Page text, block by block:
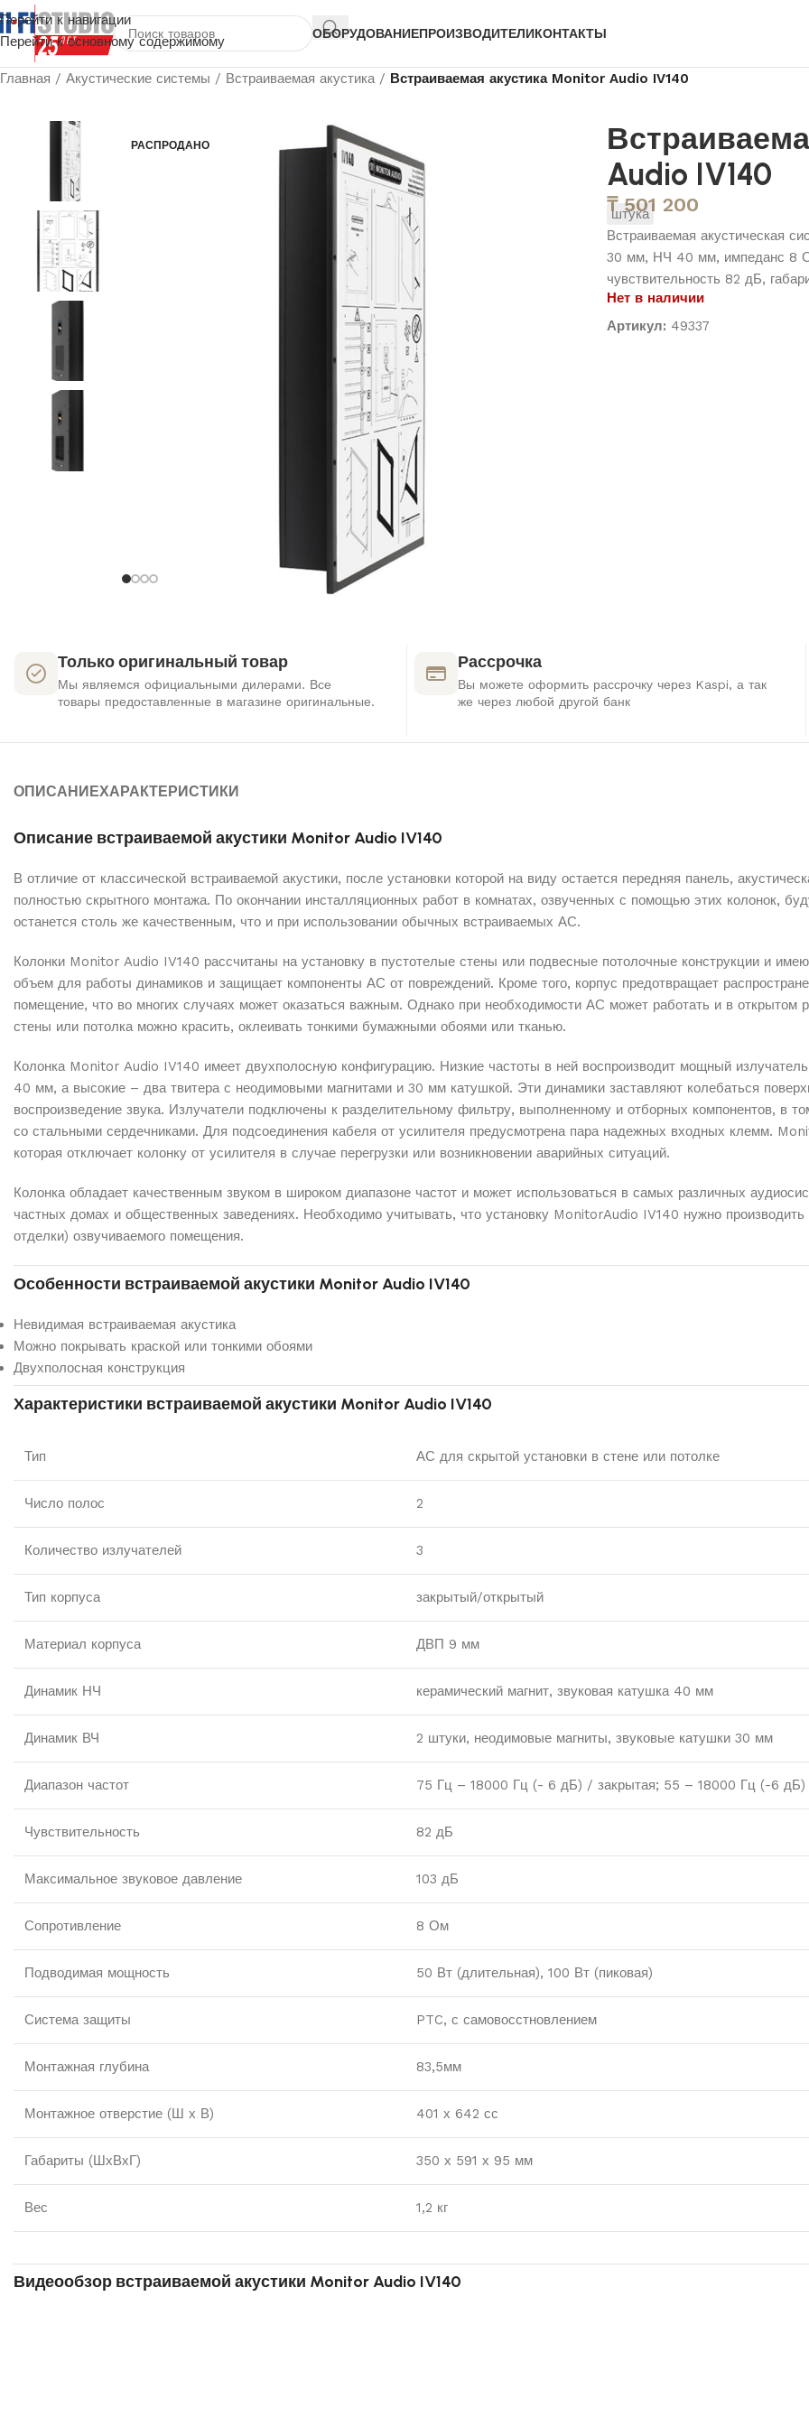
Перейти к навигации
Перейти к основному содержимому
ОБОРУДОВАНИЕПРОИЗВОДИТЕЛИКОНТАКТЫ
Главная / Акустические системы / Встраиваемая акустика/ Встраиваемая акустика Monitor Audio IV140
РАСПРОДАНО
Audio IV140
₸501 200
штука
Встраиваемая акустическая
30 мм, НЧ 40 мм, импеданс 8
чувствительность 82 дБ,
Нет в наличии
Артикул: 49337
Только оригинальный товар
Мы являемся официальными дилерами. Все
товары предоставленные в магазине оригинальные.
Рассрочка
Вы можете оформить рассрочку через Kaspi, а так
же через любой другой банк
ОПИСАНИЕХАРАКТЕРИСТИКИ
Описание встраиваемой акустики Monitor Audio IV140
В отличие от классической встраиваемой акустики, после установки которой на виду остается передняя панель,
полностью скрытного монтажа. По окончании инсталляционных работ в комнатах, озвученных с помощью этих колонок,
останется столь же качественным, что и при использовании обычных встраиваемых АС.
Колонки Monitor Audio IV140 рассчитаны на установку в пустотелые стены или подвесные потолочные конструкции и
объем для работы динамиков и защищает компоненты АС от повреждений. Кроме того, корпус предотвращает
помещение, что во многих случаях может оказаться важным. Однако при необходимости АС может работать и в открытом
стены или потолка можно красить, оклеивать тонкими бумажными обоями или тканью.
Колонка Monitor Audio IV140 имеет двухполосную конфигурацию. Низкие частоты в ней воспроизводит мощный
40 мм, а высокие – два твитера с неодимовыми магнитами и 30 мм катушкой. Эти динамики заставляют колебаться
воспроизведение звука. Излучатели подключены к разделительному фильтру, выполненному и отборных компонентов, в
со стальными сердечниками. Для подсоединения кабеля от усилителя предусмотрена пара надежных входных клемм.
которая отключает колонку от усилителя в случае перегрузки или возникновении аварийных ситуаций.
Колонка обладает качественным звуком в широком диапазоне частот и может использоваться в самых различных
частных домах и общественных заведениях. Необходимо учитывать, что установку MonitorAudio IV140 нужно производить
отделки) озвучиваемого помещения.
Особенности встраиваемой акустики Monitor Audio IV140
Невидимая встраиваемая акустика
Можно покрывать краской или тонкими обоями
Двухполосная конструкция
Характеристики встраиваемой акустики Monitor Audio IV140
Тип АС для скрытой установки в стене или потолке
Число полос 2
Количество излучателей 3
Тип корпуса закрытый/открытый
Материал корпуса ДВП 9 мм
Динамик НЧ керамический магнит, звуковая катушка 40 мм
Динамик ВЧ 2 штуки, неодимовые магниты, звуковые катушки 30 мм
Диапазон частот 75 Гц – 18000 Гц (- 6 дБ) / закрытая; 55 – 18000 Гц (-6 дБ)
Чувствительность 82 дБ
Максимальное звуковое давление 103 дБ
Сопротивление 8 Ом
Подводимая мощность 50 Вт (длительная), 100 Вт (пиковая)
Система защиты PTC, с самовосстновлением
Монтажная глубина 83,5мм
Монтажное отверстие (Ш х В) 401 х 642 сс
Габариты (ШхВхГ) 350 х 591 х 95 мм
Вес 1,2 кг
Видеообзор встраиваемой акустики Monitor Audio IV140